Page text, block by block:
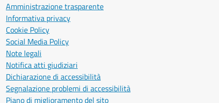
Amministrazione trasparente
Informativa privacy
Cookie Policy
Social Media Policy
Note legali
Notifica atti giudiziari
Dichiarazione di accessibilità
Segnalazione problemi di accessibilità
Piano di miglioramento del sito